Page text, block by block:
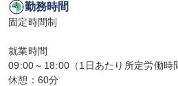
勤務時間
固定時間制
就業時間
09:00～18:00（1日あたり所定労働時
休憩：60分